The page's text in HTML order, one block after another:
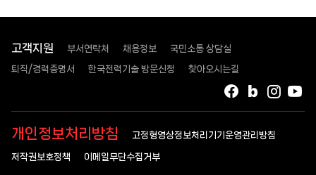
고객지원 부서연락처 채용정보 국민소통 상담실
퇴직/경력증명서 한국전력기술 방문신청 찾아오시는길
인스
블로그
페이스북
개인정보처리방침 고정형영상정보처리기기운영관리방침
저작권보호정책 이메일무단수집거부